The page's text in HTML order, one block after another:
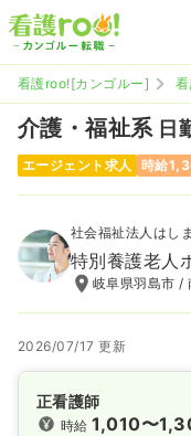
看護roo![カンゴルー]
介護・福祉系 日
エージェント求人 時給
社会福祉法人はしま
特別養護老人
岐阜県羽島市 /
2026/07/17 更新
正看護師
時給1,010〜